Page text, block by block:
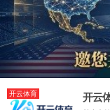
家酒文化
漫步圣城
儒家文化